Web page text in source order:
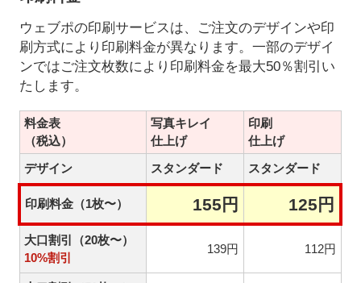
ウェブポの印刷サービスは、ご注文のデザインや印
刷方式により印刷料金が異なります。一部のデザイ
ンではご注文枚数により印刷料金を最大50％割引い
たします。
料金表
（税込）
写真キレイ
仕上げ
印刷
仕上げ
デザイン
スタンダード スタンダード
印刷料金（1枚〜） 155円 125円
大口割引（20枚〜）
10%割引
139円 112円